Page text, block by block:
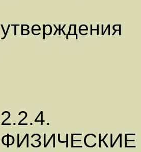
утверждения
2.2.4.